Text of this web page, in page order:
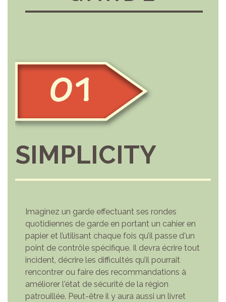
SIMPLICITY
Imaginez un garde effectuant ses rondes
quotidiennes de garde en portant un cahier en
papier et l’utilisant chaque fois qu’il passe d'un
point de contrôle spécifique. Il devra écrire tout
incident, décrire les difficultés qu’il pourrait
rencontrer ou faire des recommandations à
améliorer l'état de sécurité de la région
patrouillée. Peut-être il y aura aussi un livret